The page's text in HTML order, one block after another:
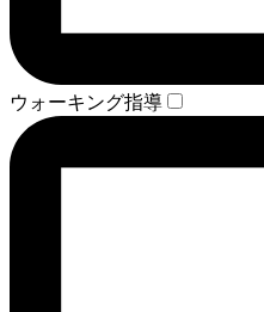
ウォーキング指導